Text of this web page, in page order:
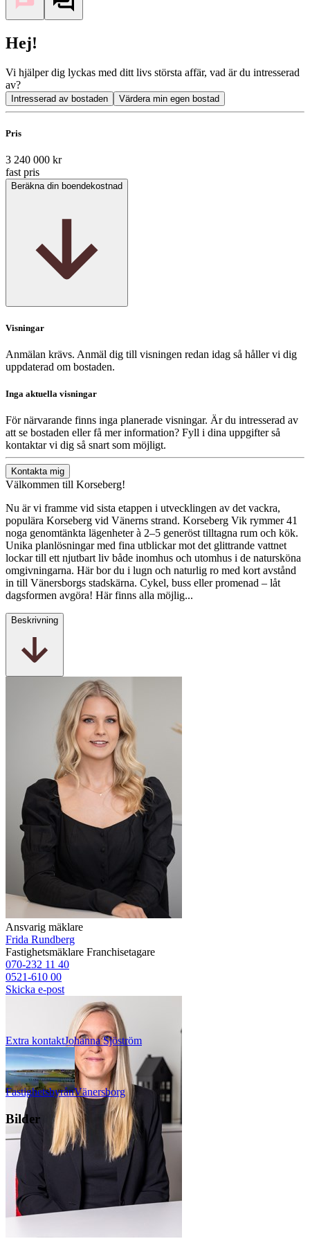
Hej!
Vi hjälper dig lyckas med ditt livs största affär, vad är du intresserad
av?
Intresserad av bostaden Värdera min egen bostad
Pris
3 240 000 kr
fast pris
Beräkna din boendekostnad
Visningar
Anmälan krävs. Anmäl dig till visningen redan idag så håller vi dig
uppdaterad om bostaden.
Inga aktuella visningar
För närvarande finns inga planerade visningar. Är du intresserad av
att se bostaden eller få mer information? Fyll i dina uppgifter så
kontaktar vi dig så snart som möjligt.
Kontakta mig
Välkommen till Korseberg!
Nu är vi framme vid sista etappen i utvecklingen av det vackra,
populära Korseberg vid Vänerns strand. Korseberg Vik rymmer 41
noga genomtänkta lägenheter à 2–5 generöst tilltagna rum och kök.
Unika planlösningar med fina utblickar mot det glittrande vattnet
lockar till ett njutbart liv både inomhus och utomhus i de natursköna
omgivningarna. Här bor du i lugn och naturlig ro med kort avstånd
in till Vänersborgs stadskärna. Cykel, buss eller promenad – låt
dagsformen avgöra! Här finns alla möjlig...
Beskrivning
Ansvarig mäklare
Frida Rundberg
Fastighetsmäklare Franchisetagare
070-232 11 40
0521-610 00
Skicka e-post
Extra kontaktJohanna Sjöström
FastighetsbyrånVänersborg
Bilder